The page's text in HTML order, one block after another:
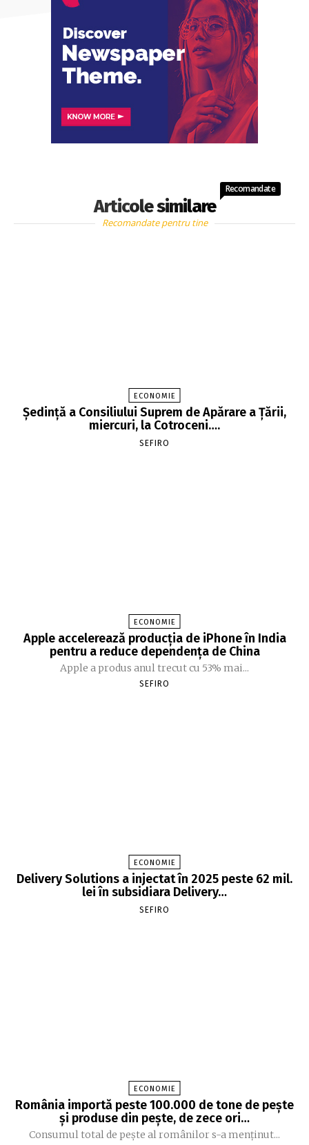
Articole similare
Recomandate
Recomandate pentru tine
ECONOMIE
Şedinţă a Consiliului Suprem de Apărare a Ţării,
miercuri, la Cotroceni….
SEFIRO
ECONOMIE
Apple accelerează producția de iPhone în India
pentru a reduce dependența de China
Apple a produs anul trecut cu 53% mai...
SEFIRO
ECONOMIE
Delivery Solutions a injectat în 2025 peste 62 mil.
lei în subsidiara Delivery…
SEFIRO
ECONOMIE
România importă peste 100.000 de tone de peşte
şi produse din peşte, de zece ori…
Consumul total de peşte al ro­mâ­nilor s-a menţinut...